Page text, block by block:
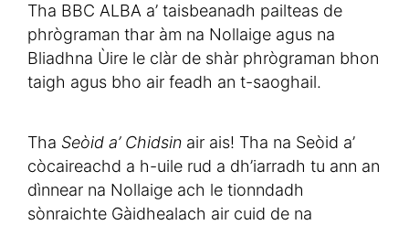
Tha BBC ALBA a’ taisbeanadh pailteas de
phrògraman thar àm na Nollaige agus na
Bliadhna Ùire le clàr de shàr phrògraman bhon
taigh agus bho air feadh an t-saoghail.
Tha Seòid a’ Chidsin air ais! Tha na Seòid a’
còcaireachd a h-uile rud a dh’iarradh tu ann an
dìnnear na Nollaige ach le tionndadh
sònraichte Gàidhealach air cuid de na